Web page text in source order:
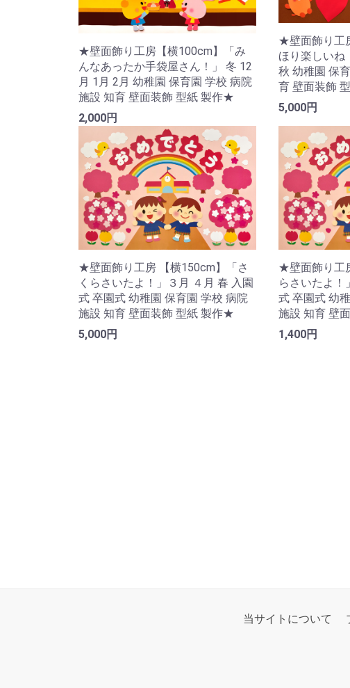
★壁面飾り工房【横100cm】「み
んなあったか手袋屋さん！」 冬 12
月 1月 2月 幼稚園 保育園 学校 病院
施設 知育 壁面装飾 型紙 製作★
2,000円
★壁面飾り工
ほり楽しいね
秋 幼稚園 保
育 壁面装飾
5,000円
★壁面飾り工房 【横150cm】「さ
くらさいたよ！」３月 ４月 春 入園
式 卒園式 幼稚園 保育園 学校 病院
施設 知育 壁面装飾 型紙 製作★
5,000円
★壁面飾り工
らさいたよ！
式 卒園式 幼
施設 知育 壁
1,400円
当サイトについて